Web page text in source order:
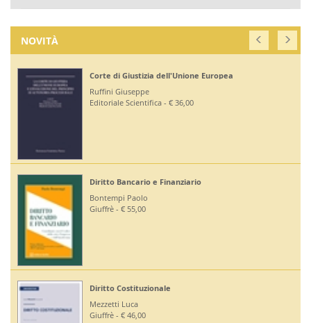
NOVITÀ
Corte di Giustizia dell'Unione Europea
Ruffini Giuseppe
Editoriale Scientifica - € 36,00
Diritto Bancario e Finanziario
Bontempi Paolo
Giuffrè - € 55,00
Diritto Costituzionale
Mezzetti Luca
Giuffrè - € 46,00